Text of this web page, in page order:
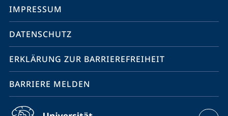
Service-
Navigation
IMPRESSUM
DATENSCHUTZ
ERKLÄRUNG ZUR BARRIEREFREIHEIT
BARRIERE MELDEN